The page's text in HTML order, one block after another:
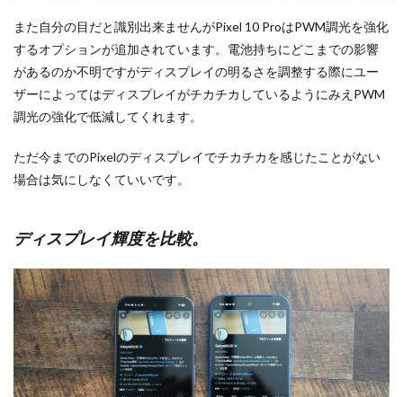
また自分の目だと識別出来ませんがPixel 10 ProはPWM調光を強化
するオプションが追加されています。電池持ちにどこまでの影響
があるのか不明ですがディスプレイの明るさを調整する際にユー
ザーによってはディスプレイがチカチカしているようにみえPWM
調光の強化で低減してくれます。
ただ今までのPixelのディスプレイでチカチカを感じたことがない
場合は気にしなくていいです。
ディスプレイ輝度を比較。